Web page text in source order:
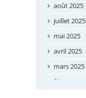
août 2025
juillet 2025
mai 2025
avril 2025
mars 2025
février 2025